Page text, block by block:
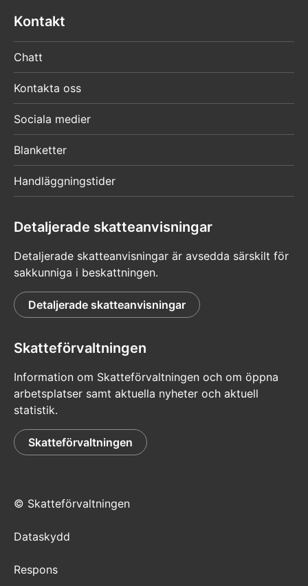
Kontakt
Chatt
Kontakta oss
Sociala medier
Blanketter
Handläggningstider
Detaljerade skatteanvisningar
Detaljerade skatteanvisningar är avsedda särskilt för
sakkunniga i beskattningen.
Detaljerade skatteanvisningar
Skatteförvaltningen
Information om Skatteförvaltningen och om öppna
arbetsplatser samt aktuella nyheter och aktuell
statistik.
Skatteförvaltningen
© Skatteförvaltningen
Dataskydd
Respons